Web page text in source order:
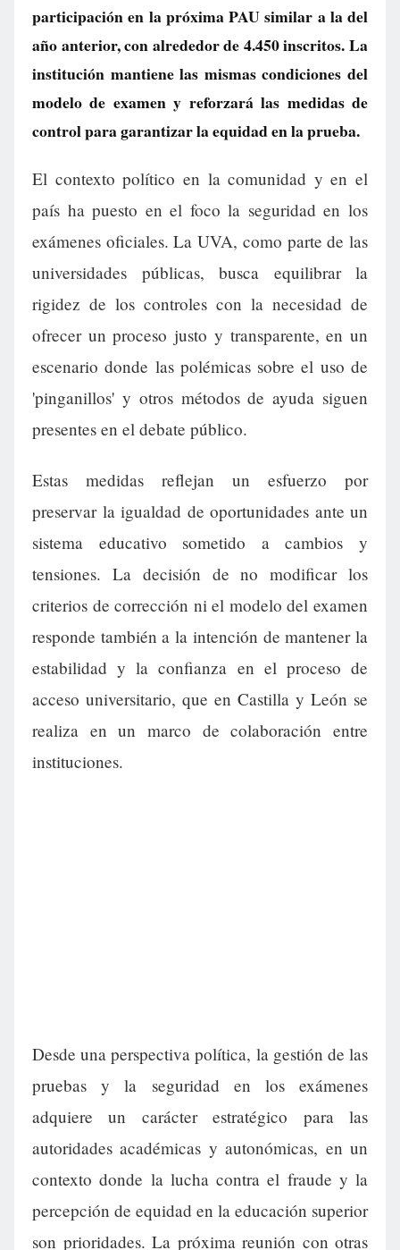
participación en la próxima PAU similar a la del
año anterior, con alrededor de 4.450 inscritos. La
institución mantiene las mismas condiciones del
modelo de examen y reforzará las medidas de
control para garantizar la equidad en la prueba.
El contexto político en la comunidad y en el
país ha puesto en el foco la seguridad en los
exámenes oficiales. La UVA, como parte de las
universidades públicas, busca equilibrar la
rigidez de los controles con la necesidad de
ofrecer un proceso justo y transparente, en un
escenario donde las polémicas sobre el uso de
'pinganillos' y otros métodos de ayuda siguen
presentes en el debate público.
Estas medidas reflejan un esfuerzo por
preservar la igualdad de oportunidades ante un
sistema educativo sometido a cambios y
tensiones. La decisión de no modificar los
criterios de corrección ni el modelo del examen
responde también a la intención de mantener la
estabilidad y la confianza en el proceso de
acceso universitario, que en Castilla y León se
realiza en un marco de colaboración entre
instituciones.
Desde una perspectiva política, la gestión de las
pruebas y la seguridad en los exámenes
adquiere un carácter estratégico para las
autoridades académicas y autonómicas, en un
contexto donde la lucha contra el fraude y la
percepción de equidad en la educación superior
son prioridades. La próxima reunión con otras